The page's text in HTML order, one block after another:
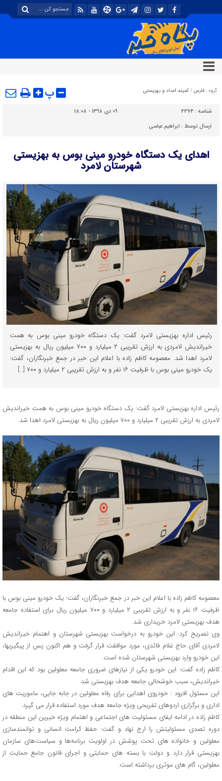
گروه : فارس / کمیته امداد و بهزیستی پ
شناسه : 4374
09 دی 1398 - 18:08
ارسال توسط : ابراهیم عباسی
اهدای یک دستگاه خودرو مینی بوس به بهزیستی
شهرستان لامرد
رئیس اداره بهزیستی لامرد گفت: یک دستگاه خودرو مینی بوس به همت
خیراندیش لامردی به ارزش تقریبی ۲ میلیارد و ۷۰۰ میلیون ریال به بهزیستی
لامرد اهدا شد. معصومه کاظم زاده با اعلام این خبر در جمع خبرنگاران، گفت:
یک خودرو مینی بوس با ظرفیت ۱۶ نفر و به ارزش تقریبی ۲ میلیارد و ۷۰۰ […]
رئیس اداره بهزیستی لامرد گفت: یک دستگاه خودرو مینی بوس به همت خیراندیش
لامردی به ارزش تقریبی ۲ میلیارد و ۷۰۰ میلیون ریال به بهزیستی لامرد اهدا شد.
معصومه کاظم زاده با اعلام این خبر در جمع خبرنگاران، گفت: یک خودرو مینی بوس با
ظرفیت ۱۶ نفر و به ارزش تقریبی ۲ میلیارد و ۷۰۰ میلیون ریال برای استفاده جامعه
هدف بهزیستی لامرد خریداری شد.
وی تصریح کرد: این خودرو به درخواست بهزیستی شهرستان و اهتمام خیراندیش
لامردی آقای حاج غلام قائدی، مورد موافقت قرار گرفت و هم اکنون پس از پیگیریها،
این خودرو وارد بهزیستی شهرستان شده است.
کاظم زاده گفت: این خودرو یکی از نیازهای ضروری جامعه معلولین بود که این اقدام
خیراندیش، سبب خوشحالی جامعه هدف بهزیستی شد.
این مسئول افزود : خودروی اهدایی برای رفاه معلولین در جابه جایی، ماموریت های
اداری و برگزاری اردوهای تفریحی ویژه جامعه هدف مورد استفاده قرار می گیرد.
کاظم زاده در ادامه ایفای مسئولیت های اجتماعی و اهتمام ویژه خیرین این منطقه در
دوره تصدی مسئولیتش را ارج نهاد و گفت: حفظ کرامت انسانی و توانمندسازی
معلولین و خانواده های تحت پوشش در اولویت برنامه‌ها و سیاست‌های سازمان
بهزیستی قرار دارد و دولت با بسته های حمایتی و اجرای قانون جامع حمایت از
معلولین، گام های موثری برداشته است.